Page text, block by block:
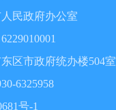
民政府办公室
区市政府统办楼504室
6325958
号-1